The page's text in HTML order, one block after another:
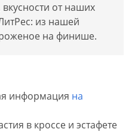
вкусности от наших
из нашей
на финише.
информация на
в кроссе и эстафете